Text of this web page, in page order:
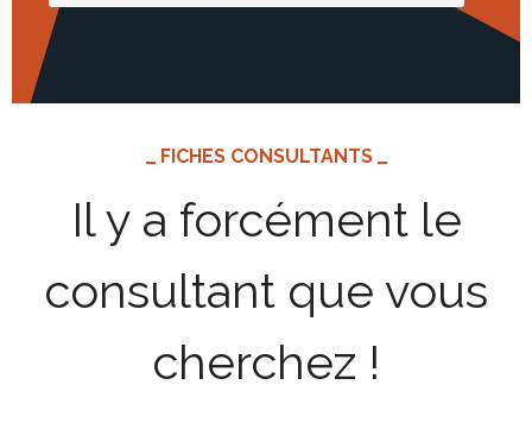
FICHES CONSULTANTS
Il y a forcément le
consultant que vous
cherchez !